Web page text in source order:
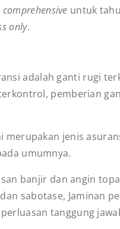
comprehensive untuk
only.
adalah ganti rugi
pemberian
merupakan jenis
umumnya.
banjir dan angin
sabotase, Jaminan
tanggung